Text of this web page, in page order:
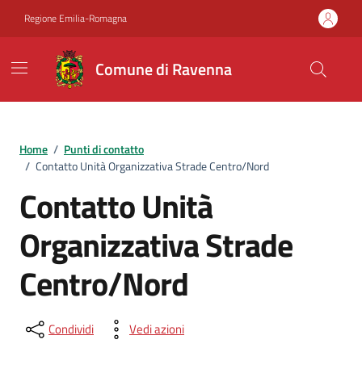
Regione Emilia-Romagna
Comune di Ravenna
Home / Punti di contatto
/ Contatto Unità Organizzativa Strade Centro/Nord
Contatto Unità
Organizzativa Strade
Centro/Nord
Condividi Vedi azioni